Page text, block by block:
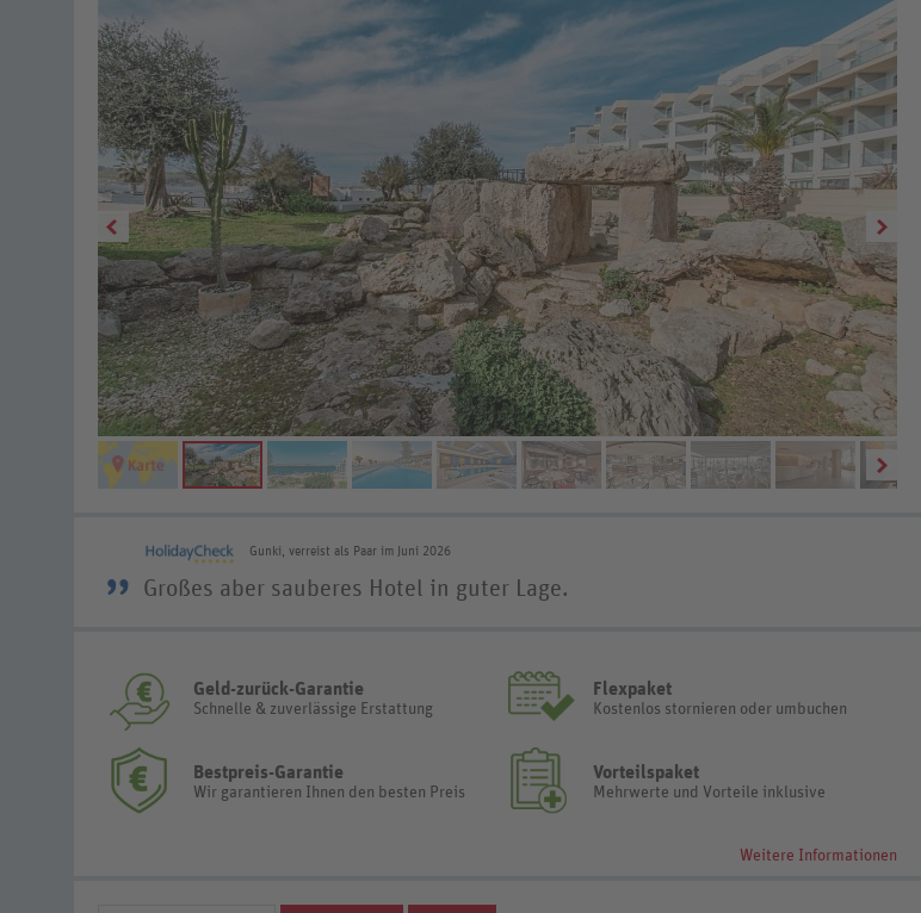
Gunki, verreist als Paar im Juni 2026
” Großes aber sauberes Hotel in guter Lage.
Geld-zurück-Garantie
Schnelle & zuverlässige Erstattung
Flexpaket
Kostenlos stornieren oder umbuchen
Bestpreis-Garantie
Wir garantieren Ihnen den besten Preis
Vorteilspaket
Mehrwerte und Vorteile inklusive
Weitere Informationen